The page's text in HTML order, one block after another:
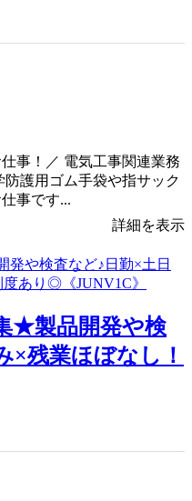
事！／ 電気工事関連業務
護用ゴム手袋や指サック
事です...
詳細を表示
★製品開発や検
×残業ほぼなし！